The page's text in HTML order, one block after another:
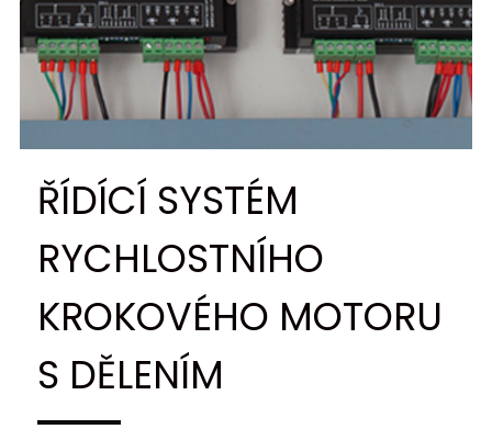
ŘÍDÍCÍ SYSTÉM
RYCHLOSTNÍHO
KROKOVÉHO MOTORU
S DĚLENÍM